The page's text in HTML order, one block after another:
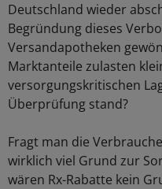
Deutschland wieder
Begründung dieses
Versandapotheken
Marktanteile zulasten
versorgungskritischen
Überprüfung stand?
Fragt man die
wirklich viel Grund zur
wären Rx-Rabatte kein